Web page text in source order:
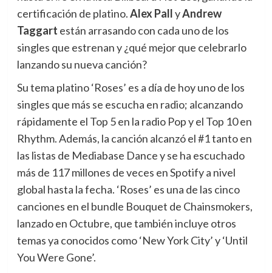
certificación de platino.Alex PallyAndrew
Taggart están arrasando con cada uno de los
singles que estrenan y ¿qué mejor que celebrarlo
lanzando su nueva canción?
Su tema platino ‘Roses’ es a día de hoy uno de los
singles que más se escucha en radio; alcanzando
rápidamente el Top 5 en la radio Pop y el Top 10 en
Rhythm. Además, la canción alcanzó el #1 tanto en
las listas de Mediabase Dance y se ha escuchado
más de 117 millones de veces en Spotify a nivel
global hasta la fecha. ‘Roses’ es una de las cinco
canciones en el bundle Bouquet de Chainsmokers,
lanzado en Octubre, que también incluye otros
temas ya conocidos como ‘New York City’ y ‘Until
You Were Gone’.